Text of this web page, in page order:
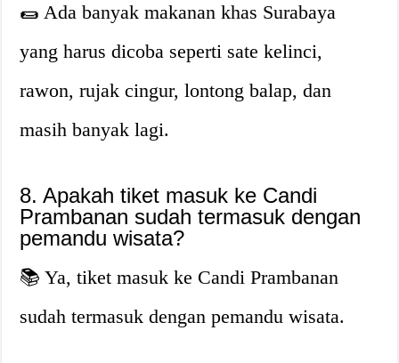
🌯 Ada banyak makanan khas Surabaya
yang harus dicoba seperti sate kelinci,
rawon, rujak cingur, lontong balap, dan
masih banyak lagi.
8. Apakah tiket masuk ke Candi
Prambanan sudah termasuk dengan
pemandu wisata?
📚 Ya, tiket masuk ke Candi Prambanan
sudah termasuk dengan pemandu wisata.